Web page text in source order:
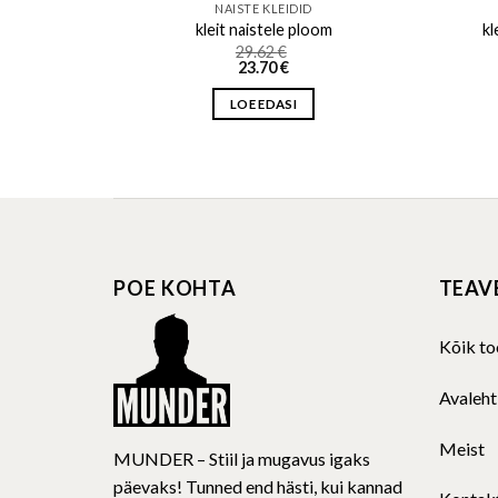
NAISTE KLEIDID
kleit naistele ploom
29.62€
23.70€
LOE EDASI
POE KOHTA
MUNDER – Stiil ja mugavus igaks
päevaks! Tunned end hästi, kui kannad
Kõik
Avaleht
Meist